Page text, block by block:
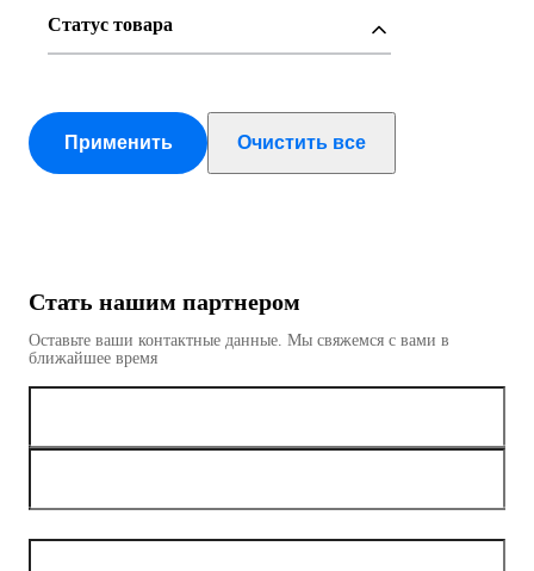
Статус товара
Применить Очистить все
Стать нашим партнером
Оставьте ваши контактные данные. Мы свяжемся с вами в
ближайшее время